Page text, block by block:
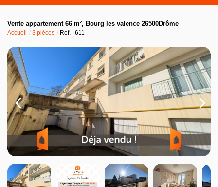
Acheter
Louer
Recrutement
Agence
Contact
Vente appartement 66 m², Bourg les valence 26500Drôme
Accueil 3 pièces Ref. : 611